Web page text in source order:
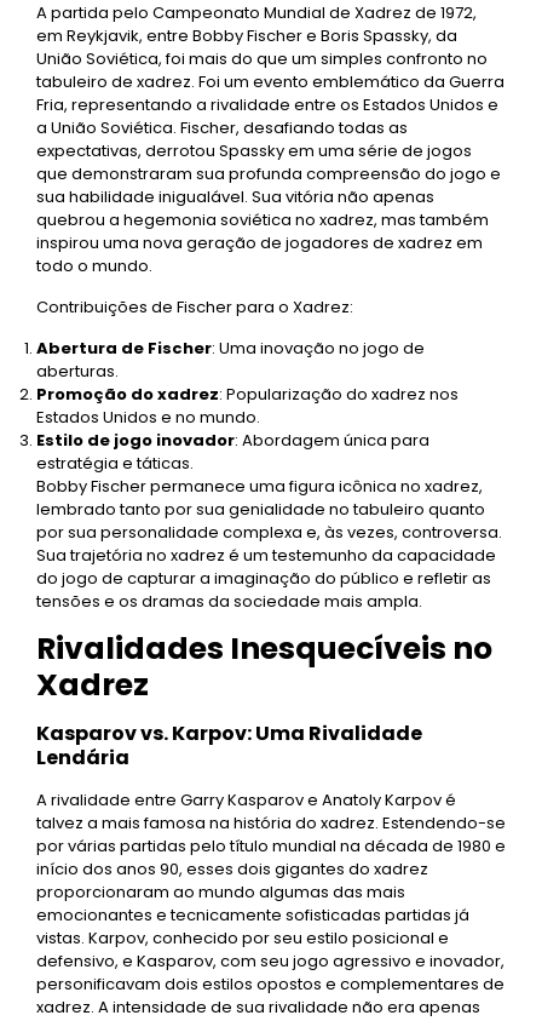
A partida pelo Campeonato Mundial de Xadrez de 1972,
em Reykjavik, entre Bobby Fischer e Boris Spassky, da
União Soviética, foi mais do que um simples confronto no
tabuleiro de xadrez. Foi um evento emblemático da Guerra
Fria, representando a rivalidade entre os Estados Unidos e
a União Soviética. Fischer, desafiando todas as
expectativas, derrotou Spassky em uma série de jogos
que demonstraram sua profunda compreensão do jogo e
sua habilidade inigualável. Sua vitória não apenas
quebrou a hegemonia soviética no xadrez, mas também
inspirou uma nova geração de jogadores de xadrez em
todo o mundo.
Contribuições de Fischer para o Xadrez:
Abertura de Fischer: Uma inovação no jogo de
aberturas.
Promoção do xadrez: Popularização do xadrez nos
Estados Unidos e no mundo.
Estilo de jogo inovador: Abordagem única para
estratégia e táticas.
Bobby Fischer permanece uma figura icônica no xadrez,
lembrado tanto por sua genialidade no tabuleiro quanto
por sua personalidade complexa e, às vezes, controversa.
Sua trajetória no xadrez é um testemunho da capacidade
do jogo de capturar a imaginação do público e refletir as
tensões e os dramas da sociedade mais ampla.
Rivalidades Inesquecíveis no
Xadrez
Kasparov vs. Karpov: Uma Rivalidade
Lendária
A rivalidade entre Garry Kasparov e Anatoly Karpov é
talvez a mais famosa na história do xadrez. Estendendo-se
por várias partidas pelo título mundial na década de 1980 e
início dos anos 90, esses dois gigantes do xadrez
proporcionaram ao mundo algumas das mais
emocionantes e tecnicamente sofisticadas partidas já
vistas. Karpov, conhecido por seu estilo posicional e
defensivo, e Kasparov, com seu jogo agressivo e inovador,
personificavam dois estilos opostos e complementares de
xadrez. A intensidade de sua rivalidade não era apenas